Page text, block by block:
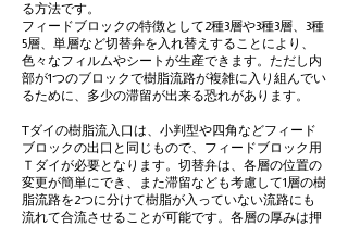
る方法です。
フィードブロックの特徴として2種3層や3種3層、3種
5層、単層など切替弁を入れ替えすることにより、
色々なフィルムやシートが生産できます。ただし内
部が1つのブロックで樹脂流路が複雑に入り組んでい
るために、多少の滞留が出来る恐れがあります。
Tダイの樹脂流入口は、小判型や四角などフィード
ブロックの出口と同じもので、フィードブロック用
Ｔダイが必要となります。切替弁は、各層の位置の
変更が簡単にでき、また滞留なども考慮して1層の樹
脂流路を2つに分けて樹脂が入っていない流路にも
流れて合流させることが可能です。各層の厚みは押